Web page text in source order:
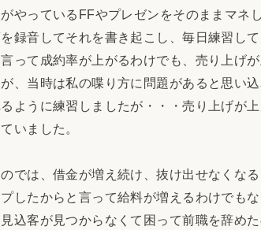
やっているFFやプレゼンをそのままマネ
録音してそれを書き起こし、毎日練習して
って成約率が上がるわけでも、売り上げ
、当時は私の喋り方に問題があると思い
ように練習しましたが・・・売り上げが
いました。
では、借金が増え続け、抜け出せなくな
したからと言って給料が増えるわけでも
込客が見つからなくて困って前職を辞め